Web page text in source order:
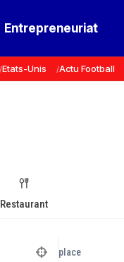
Entrepreneuriat
Etats-Unis Actu Football
Restaurant
place